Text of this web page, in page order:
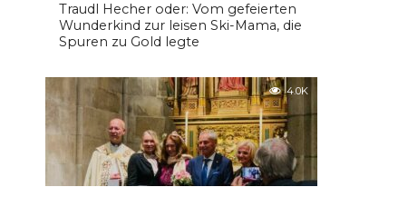
Traudl Hecher oder: Vom gefeierten
Wunderkind zur leisen Ski-Mama, die
Spuren zu Gold legte
4.0K